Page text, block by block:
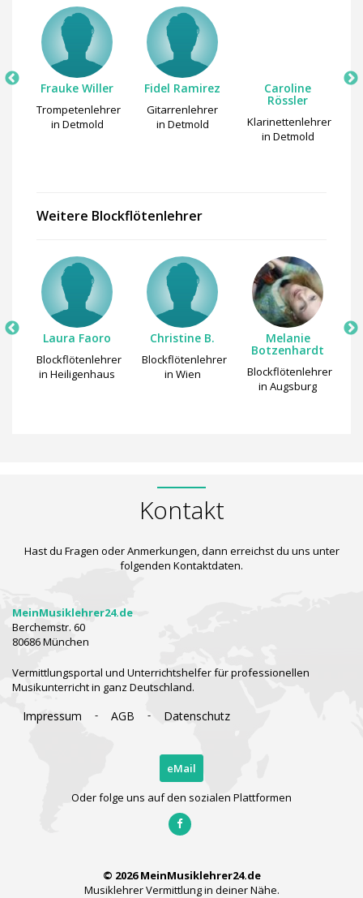
Frauke Willer
Trompetenlehrer
in Detmold
Fidel Ramirez
Gitarrenlehrer
in Detmold
Caroline
Rössler
Klarinettenlehrer
in Detmold
Weitere Blockflötenlehrer
Laura Faoro
Blockflötenlehrer
in Heiligenhaus
Christine B.
Blockflötenlehrer
in Wien
Melanie
Botzenhardt
Blockflötenlehrer
in Augsburg
Kontakt
Hast du Fragen oder Anmerkungen, dann erreichst du uns unter
folgenden Kontaktdaten.
MeinMusiklehrer24.de
Berchemstr. 60
80686 München
Vermittlungsportal und Unterrichtshelfer für professionellen
Musikunterricht in ganz Deutschland.
Impressum - AGB - Datenschutz
eMail
Oder folge uns auf den sozialen Plattformen
© 2026 MeinMusiklehrer24.de
Musiklehrer Vermittlung in deiner Nähe.